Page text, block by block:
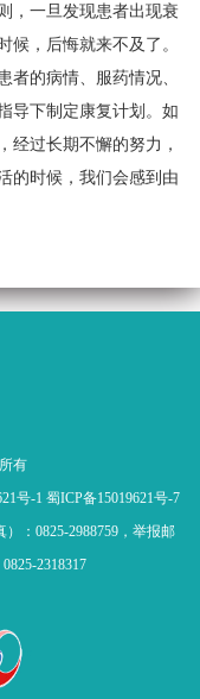
，一旦发现患者出现衰
，后悔就来不及了。
者的病情、服药情况、
导下制定康复计划。如
经过长期不懈的努力，
的时候，我们会感到由
有
号-1 蜀ICP备15019621号-7
：0825-2988759，举报邮
2318317